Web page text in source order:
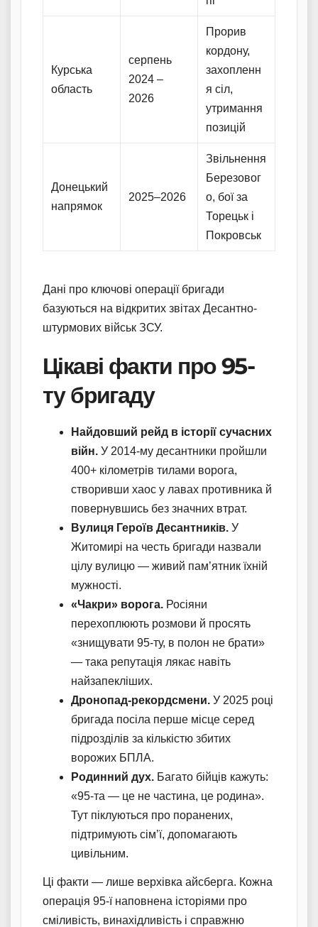
Курська
область
серпень
2024 –
2026
Прорив
кордону,
захопленн
я сіл,
утримання
позицій
Донецький
напрямок
2025–2026
Звільнення
Березовог
о, бої за
Торецьк і
Покровськ
Дані про ключові операції бригади
базуються на відкритих звітах Десантно-
штурмових військ ЗСУ.
Цікаві факти про 95-
ту бригаду
Найдовший рейд в історії сучасних
війн. У 2014-му десантники пройшли
400+ кілометрів тилами ворога,
створивши хаос у лавах противника й
повернувшись без значних втрат.
Вулиця Героїв Десантників. У
Житомирі на честь бригади назвали
цілу вулицю — живий пам’ятник їхній
мужності.
«Чакри» ворога. Росіяни
перехоплюють розмови й просять
«знищувати 95-ту, в полон не брати»
— така репутація лякає навіть
найзапекліших.
Дронопад-рекордсмени. У 2025 році
бригада посіла перше місце серед
підрозділів за кількістю збитих
ворожих БПЛА.
Родинний дух. Багато бійців кажуть:
«95-та — це не частина, це родина».
Тут піклуються про поранених,
підтримують сім’ї, допомагають
цивільним.
Ці факти — лише верхівка айсберга. Кожна
операція 95-ї наповнена історіями про
сміливість, винахідливість і справжню